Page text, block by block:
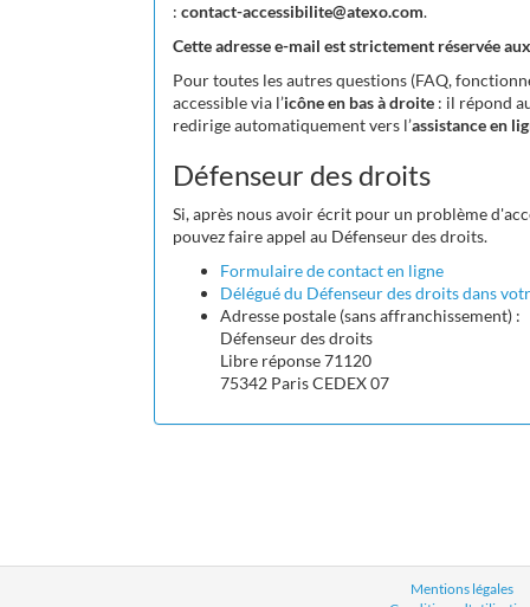
: contact-accessibilite@atexo.com.
Cette adresse e-mail est strictement réservée
Pour toutes les autres questions (FAQ,
accessible via l’icône en bas à droite : il répond
redirige automatiquement vers l’assistance en
Défenseur des droits
Si, après nous avoir écrit pour un problème
pouvez faire appel au Défenseur des droits.
Formulaire de contact en ligne
Délégué du Défenseur des droits dans
Adresse postale (sans affranchissement) :
Défenseur des droits
Libre réponse 71120
75342 Paris CEDEX 07
Mentions légales